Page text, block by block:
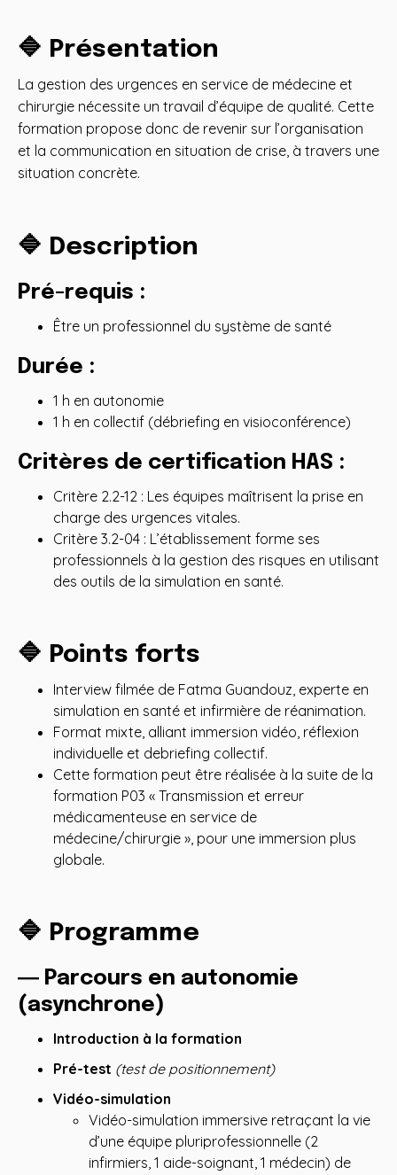
🔷 Présentation
La gestion des urgences en service de médecine et
chirurgie nécessite un travail d’équipe de qualité. Cette
formation propose donc de revenir sur l’organisation
et la communication en situation de crise, à travers une
situation concrète.
🔷 Description
Pré-requis :
Être un professionnel du système de santé
Durée :
1 h en autonomie
1 h en collectif (débriefing en visioconférence)
Critères de certification HAS :
Critère 2.2-12 : Les équipes maîtrisent la prise en
charge des urgences vitales.
Critère 3.2-04 : L’établissement forme ses
professionnels à la gestion des risques en utilisant
des outils de la simulation en santé.
🔷 Points forts
Interview filmée de Fatma Guandouz, experte en
simulation en santé et infirmière de réanimation.
Format mixte, alliant immersion vidéo, réflexion
individuelle et debriefing collectif.
Cette formation peut être réalisée à la suite de la
formation P03 « Transmission et erreur
médicamenteuse en service de
médecine/chirurgie », pour une immersion plus
globale.
🔷 Programme
― Parcours en autonomie
(asynchrone)
Introduction à la formation
Pré-test (test de positionnement)
Vidéo-simulation
Vidéo-simulation immersive retraçant la vie
d’une équipe pluriprofessionnelle (2
infirmiers, 1 aide-soignant, 1 médecin) de